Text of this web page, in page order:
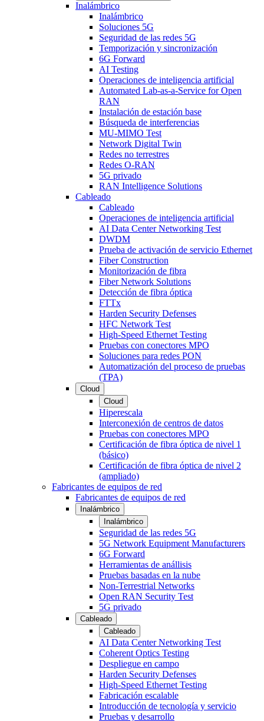
Inalámbrico
Inalámbrico
Soluciones 5G
Seguridad de las redes 5G
Temporización y sincronización
6G Forward
AI Testing
Operaciones de inteligencia artificial
Automated Lab-as-a-Service for Open
RAN
Instalación de estación base
Búsqueda de interferencias
MU-MIMO Test
Network Digital Twin
Redes no terrestres
Redes O-RAN
5G privado
RAN Intelligence Solutions
Cableado
Cableado
Operaciones de inteligencia artificial
AI Data Center Networking Test
DWDM
Prueba de activación de servicio Ethernet
Fiber Construction
Monitorización de fibra
Fiber Network Solutions
Detección de fibra óptica
FTTx
Harden Security Defenses
HFC Network Test
High-Speed Ethernet Testing
Pruebas con conectores MPO
Soluciones para redes PON
Automatización del proceso de pruebas
(TPA)
Cloud
Cloud
Hiperescala
Interconexión de centros de datos
Pruebas con conectores MPO
Certificación de fibra óptica de nivel 1
(básico)
Certificación de fibra óptica de nivel 2
(ampliado)
Fabricantes de equipos de red
Fabricantes de equipos de red
Inalámbrico
Inalámbrico
Seguridad de las redes 5G
5G Network Equipment Manufacturers
6G Forward
Herramientas de anállisis
Pruebas basadas en la nube
Non-Terrestrial Networks
Open RAN Security Test
5G privado
Cableado
Cableado
AI Data Center Networking Test
Coherent Optics Testing
Despliegue en campo
Harden Security Defenses
High-Speed Ethernet Testing
Fabricación escalable
Introducción de tecnología y servicio
Pruebas y desarrollo